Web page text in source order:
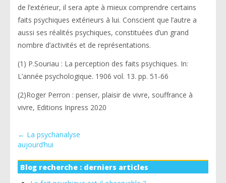
de l’extérieur, il sera apte à mieux comprendre certains
faits psychiques extérieurs à lui. Conscient que l’autre a
aussi ses réalités psychiques, constituées d’un grand
nombre d’activités et de représentations.
(1) P.Souriau : La perception des faits psychiques. In:
L’année psychologique. 1906 vol. 13. pp. 51-66
(2)Roger Perron : penser, plaisir de vivre, souffrance à
vivre, Editions Inpress 2020
← La psychanalyse
aujourd’hui
Blog recherche : derniers articles